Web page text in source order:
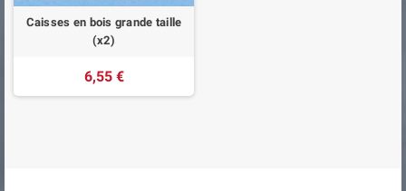
Caisses en bois grande taille
(x2)
6,55 €